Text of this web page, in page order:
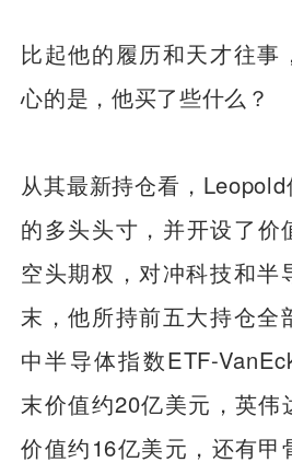
比起他的履历和天才往事
心的是，他买了些什么？
从其最新持仓看，
的多头头寸，并开设了价
空头期权，对冲科技和半
末，他所持前五大持仓全
中半导体指数ETF-
末价值约20亿美元，英伟
价值约16亿美元，还有甲